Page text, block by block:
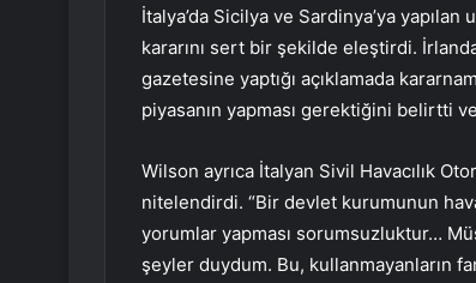
İtalya’da Sicilya ve Sardinya’ya
kararını sert bir şekilde eleştirdi.
gazetesine yaptığı açıklamada
piyasanın yapması gerektiğini belirtti
Wilson ayrıca İtalyan Sivil Havacılık
nitelendirdi. “Bir devlet kurumunun
yorumlar yapması sorumsuzluktur…
şeyler duydum. Bu, kullanmayanların